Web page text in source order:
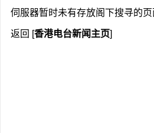
伺服器暂时未有存放阁下搜寻的页
返回 [香港电台新闻主页]